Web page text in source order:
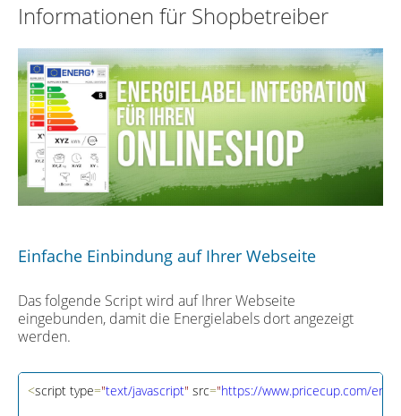
Informationen für Shopbetreiber
Einfache Einbindung auf Ihrer Webseite
Das folgende Script wird auf Ihrer Webseite
eingebunden, damit die Energielabels dort angezeigt
werden.
<script type="text/javascript" src="https://www.pricecup.com/